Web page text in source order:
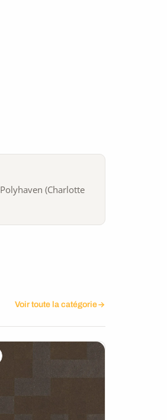
Polyhaven (Charlotte
Voir toute la catégorie